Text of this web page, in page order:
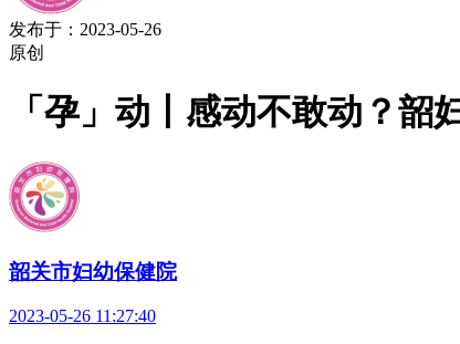
发布于：2023-05-26
原创
「孕」动丨感动不敢动？韶
韶关市妇幼保健院
2023-05-26 11:27:40